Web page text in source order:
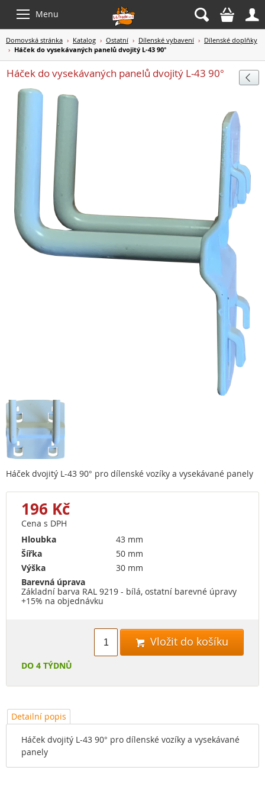
Menu   
Domovská stránka › Katalog › Ostatní › Dílenské vybavení › Dílenské doplňky
› Háček do vysekávaných panelů dvojitý L-43 90°

Háček do vysekávaných panelů dvojitý L-43 90°
Háček dvojitý L-43 90° pro dílenské vozíky a vysekávané panely
196 Kč
Cena s DPH
Hloubka
43 mm
Šířka
50 mm
Výška
30 mm
Barevná úprava
Základní barva RAL 9219 - bílá, ostatní barevné úpravy
+15% na objednávku
 Vložit do košíku
DO 4 TÝDNŮ
Detailní popis
Háček dvojitý L-43 90° pro dílenské vozíky a vysekávané
panely